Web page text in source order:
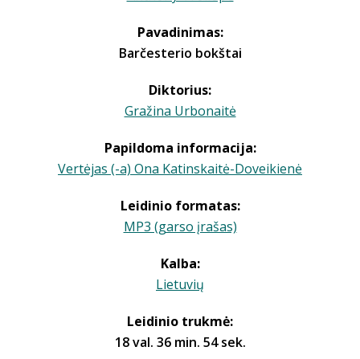
Pavadinimas:
Barčesterio bokštai
Diktorius:
Gražina Urbonaitė
Papildoma informacija:
Vertėjas (-a) Ona Katinskaitė-Doveikienė
Leidinio formatas:
MP3 (garso įrašas)
Kalba:
Lietuvių
Leidinio trukmė:
18 val. 36 min. 54 sek.